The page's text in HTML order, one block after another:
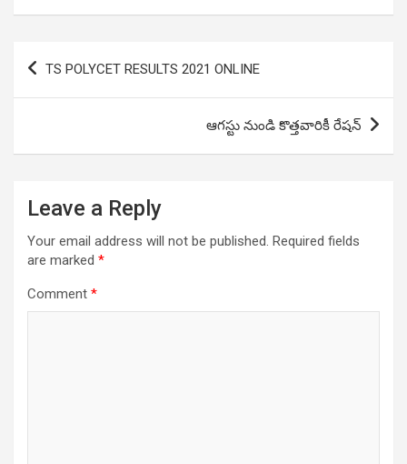
Post
TS POLYCET RESULTS 2021 ONLINE
ఆగస్టు నుండి కొత్తవారికీ రేషన్
Leave a Reply
Your email address will not be published. Required fields
are marked *
Comment *